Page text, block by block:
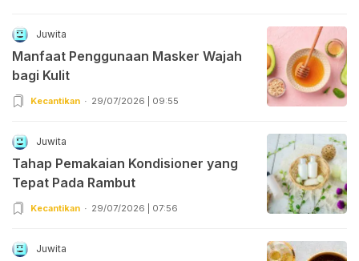
Juwita
Manfaat Penggunaan Masker Wajah
bagi Kulit
Kecantikan 29/07/2026 | 09:55
Juwita
Tahap Pemakaian Kondisioner yang
Tepat Pada Rambut
Kecantikan 29/07/2026 | 07:56
Juwita